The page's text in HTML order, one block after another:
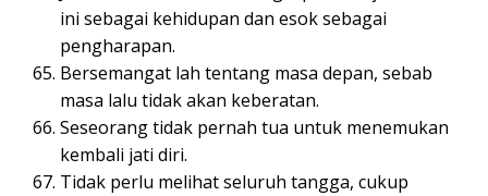
ini sebagai kehidupan dan esok sebagai
pengharapan.
Bersemangat lah tentang masa depan, sebab
masa lalu tidak akan keberatan.
Seseorang tidak pernah tua untuk menemukan
kembali jati diri.
Tidak perlu melihat seluruh tangga, cukup